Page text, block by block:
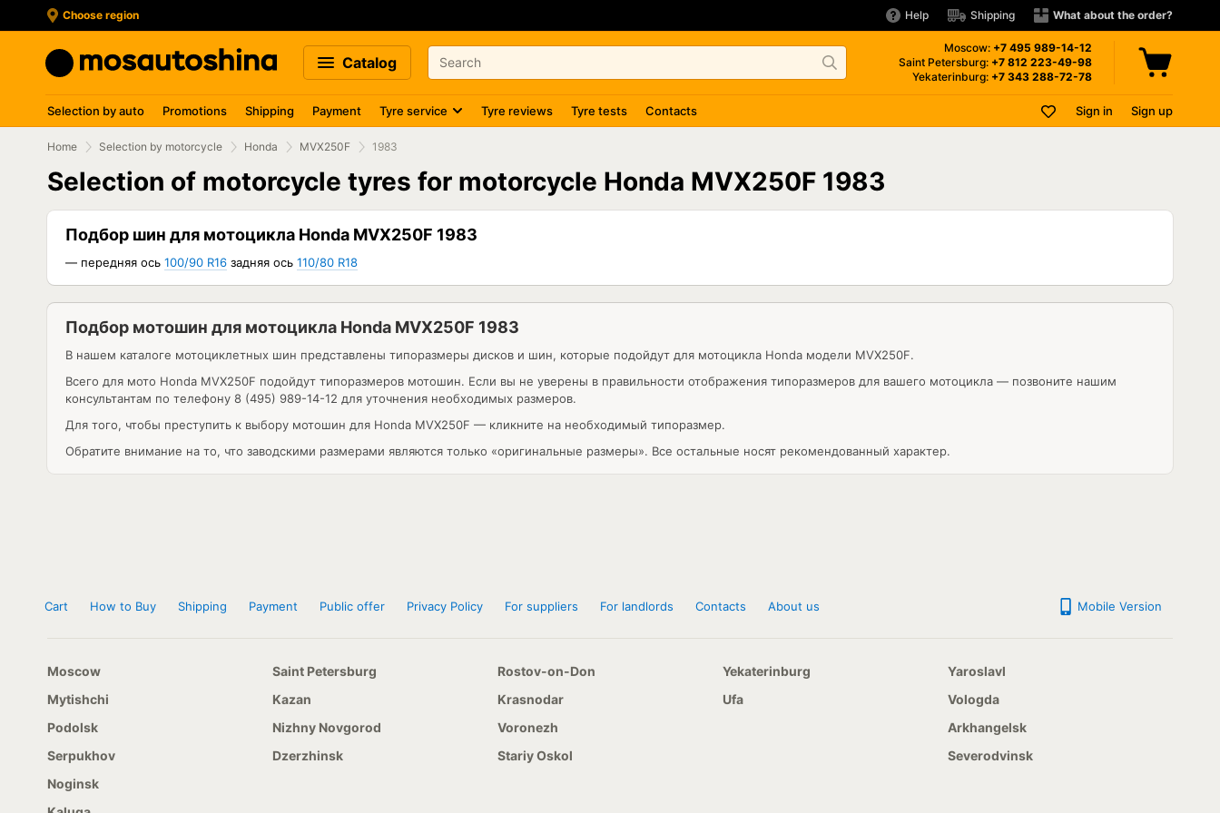
Choose region Help Shipping What about the order?
Catalog
Moscow: +7 495 989-14-12
Saint Petersburg: +7 812 223-49-98
Yekaterinburg: +7 343 288-72-78
Selection by auto Promotions Shipping Payment Tyre service Tyre reviews Tyre tests Contacts Sign in Sign up
Home Selection by motorcycle Honda MVX250F 1983
Selection of motorcycle tyres for motorcycle Honda MVX250F 1983
Подбор шин для мотоцикла Honda MVX250F 1983
— передняя ось 100/90 R16 задняя ось 110/80 R18
Подбор мотошин для мотоцикла Honda MVX250F 1983
В нашем каталоге мотоциклетных шин представлены типоразмеры дисков и шин, которые подойдут для мотоцикла Honda модели MVX250F.
Всего для мото Honda MVX250F подойдут типоразмеров мотошин. Если вы не уверены в правильности отображения типоразмеров для вашего мотоцикла — позвоните нашим
консультантам по телефону 8 (495) 989-14-12 для уточнения необходимых размеров.
Для того, чтобы преступить к выбору мотошин для Honda MVX250F — кликните на необходимый типоразмер.
Обратите внимание на то, что заводскими размерами являются только «оригинальные размеры». Все остальные носят рекомендованный характер.
Cart How to Buy Shipping Payment Public offer Privacy Policy For suppliers For landlords Contacts About us Mobile Version
Moscow
Mytishchi
Podolsk
Serpukhov
Noginsk
Saint Petersburg
Kazan
Nizhny Novgorod
Dzerzhinsk
Rostov-on-Don
Krasnodar
Voronezh
Stariy Oskol
Yekaterinburg
Ufa
Yaroslavl
Vologda
Arkhangelsk
Severodvinsk